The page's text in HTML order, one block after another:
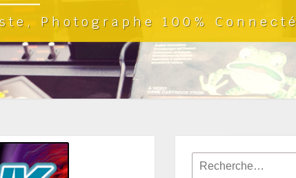
Photographe 100% Connecté
Rechercher :